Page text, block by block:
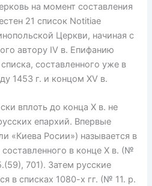
на момент составления
21 список Notitiae
Церкви, начиная с
автору IV в. Епифанию
составленного уже в
1453 г. и концом XV в.
вплоть до конца X в. не
епархий. Впервые
«Киева Росии») называется в
в конце X в. (№
701). Затем русские
в списках 1080-х гг. (№ 11. р.